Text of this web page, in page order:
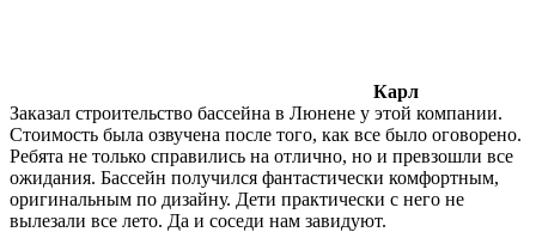
Карл
Заказал строительство бассейна в Люнене у этой компании.
Стоимость была озвучена после того, как все было оговорено.
Ребята не только справились на отлично, но и превзошли все
ожидания. Бассейн получился фантастически комфортным,
оригинальным по дизайну. Дети практически с него не
вылезали все лето. Да и соседи нам завидуют.